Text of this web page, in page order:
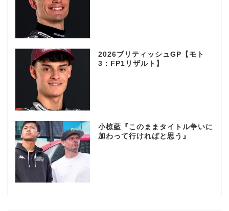
2026ブリティッシュGP【モト
3：FP1リザルト】
小椋藍『このままタイトル争いに
加わって行ければと思う』